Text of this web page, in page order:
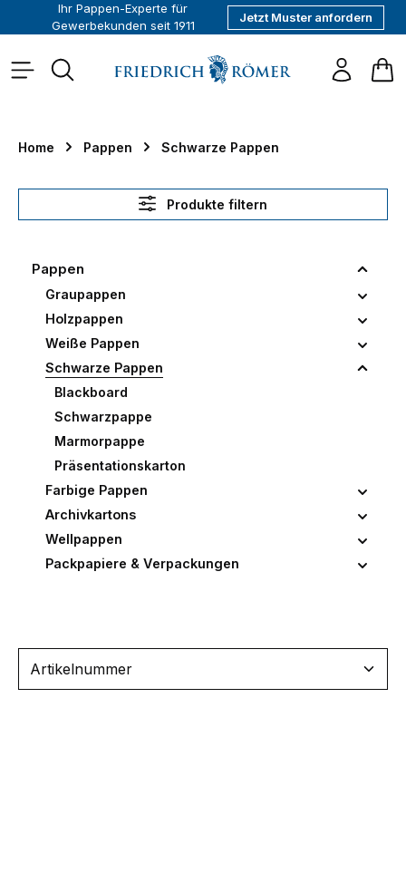
springen
Ihr Pappen-Experte für
Gewerbekunden seit 1911
Jetzt Muster anfordern
Home Pappen Schwarze Pappen
Produkte filtern
Pappen
Graupappen
Holzpappen
Weiße Pappen
Schwarze Pappen
Blackboard
Schwarzpappe
Marmorpappe
Präsentationskarton
Farbige Pappen
Archivkartons
Wellpappen
Packpapiere & Verpackungen